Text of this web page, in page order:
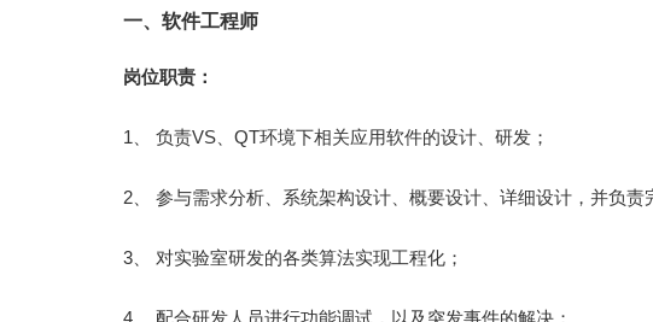
一、软件工程师
岗位职责：
1、 负责VS、QT环境下相关应用软件的设计、研发；
2、 参与需求分析、系统架构设计、概要设计、详细设计，并负责
3、 对实验室研发的各类算法实现工程化；
4、 配合研发人员进行功能调试，以及突发事件的解决；